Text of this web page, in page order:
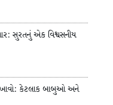
સુરતનું એક વિશ્વસનીય
કેટલાક બાબુઓ અને